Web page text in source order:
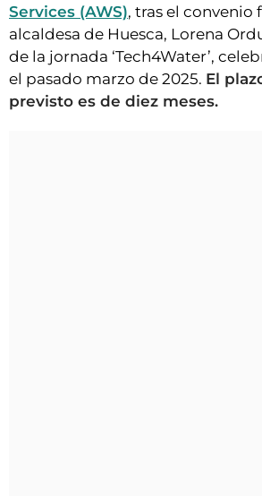
Services (AWS), tras el convenio
alcaldesa de Huesca, Lorena
de la jornada ‘Tech4Water’,
el pasado marzo de 2025. El
previsto es de diez meses.